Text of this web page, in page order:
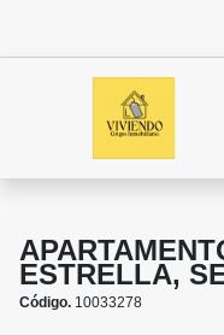
ESTRELLA,
Código. 10033278